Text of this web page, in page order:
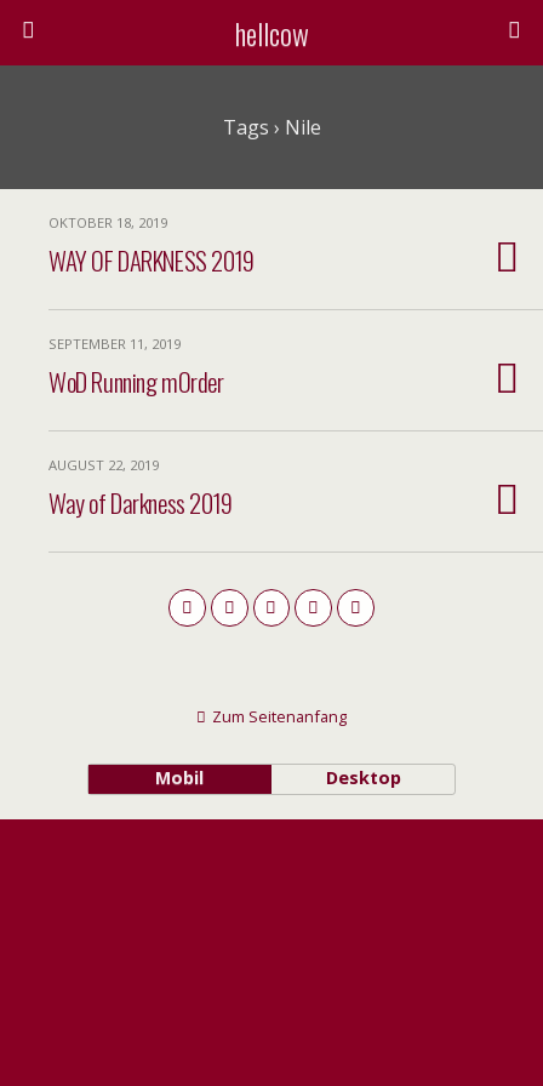
hellcow
Tags › Nile
OKTOBER 18, 2019
WAY OF DARKNESS 2019
SEPTEMBER 11, 2019
WoD Running mOrder
AUGUST 22, 2019
Way of Darkness 2019
Zum Seitenanfang
Mobil Desktop